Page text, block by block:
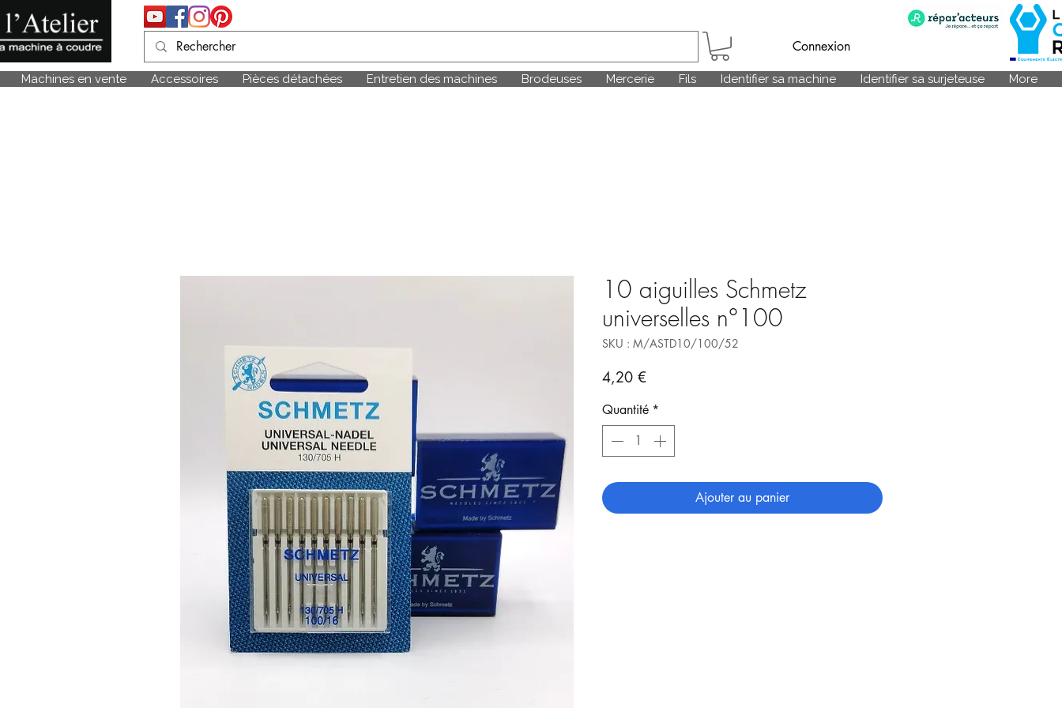
Machines en vente Accessoires Pièces détachées Entretien des machines Brodeuses Mercerie Fils Identifier sa machine Identifier sa surjeteuse More
Connexion
10 aiguilles Schmetz
universelles n°100
SKU : M/ASTD10/100/52
4,20 €Prix
Quantité *
Ajouter au panier